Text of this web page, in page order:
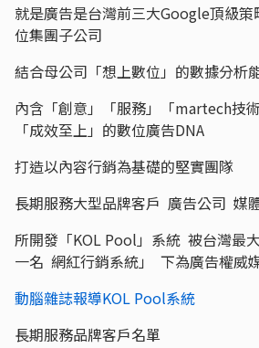
就是廣告是台灣前三大Google頂級策
位集團子公司
結合母公司「想上數位」的數據分
內含「創意」「服務」「martech技
「成效至上」的數位廣告DNA
打造以內容行銷為基礎的堅實團隊
長期服務大型品牌客戶 廣告公司 媒
所開發「KOL Pool」系統 被台灣最
一名 網紅行銷系統」 下為廣告權威
動腦雜誌報導KOL Pool系統
長期服務品牌客戶名單